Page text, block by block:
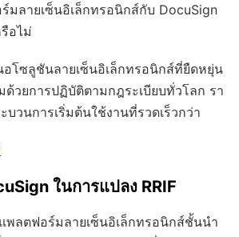
มลายเซ็นอิเล็กทรอนิกส์กับ DocuSign
อไม่
อโซลูชันลายเซ็นอิเล็กทรอนิกส์ที่ยืดหยุ่น
ด้วยการปฏิบัติตามกฎระเบียบทั่วโลก รา
บวนการเริ่มต้นใช้งานที่รวดเร็วกว่า
ในการแปลง RRIF
พลตฟอร์มลายเซ็นอิเล็กทรอนิกส์ชั้นนำ